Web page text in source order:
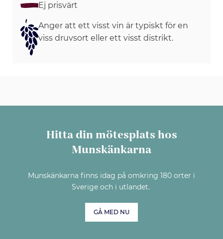
Ej prisvärt
Anger att ett visst vin är typiskt för en
viss druvsort eller ett visst distrikt.
Hitta din mötesplats hos
Munskänkarna
Munskänkarna finns idag på omkring 180 orter i
Sverige och i utlandet.
GÅ MED NU